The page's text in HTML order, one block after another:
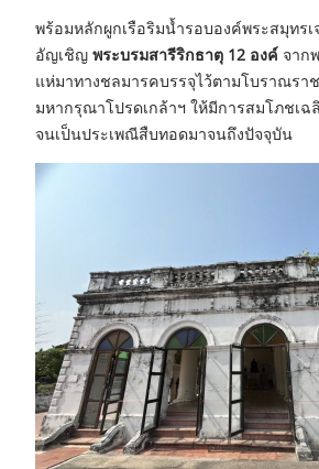
พร้อมหลักผูกเรือริมน้ำรอบองค์พระสมุทรเ
อัญเชิญ พระบรมสารีริกธาตุ 12 องค์ จาก
แห่มาทางชลมารคบรรจุไว้ตามโบราณรา
มหากรุณาโปรดเกล้าฯ ให้มีการสมโภชเฉ
จนเป็นประเพณีสืบทอดมาจนถึงปัจจุบัน